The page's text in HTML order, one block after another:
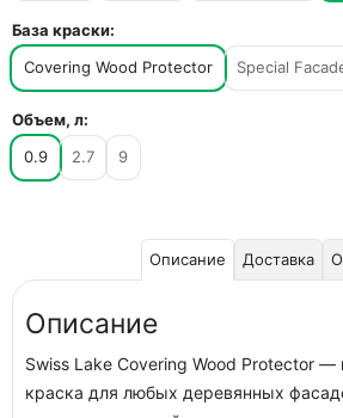
База краски:
Covering Wood Protector
Special
Объем, л:
0.9
2.7 9
Описание Доставка
Описание
Swiss Lake Covering Wood Protector —
краска для любых деревянных